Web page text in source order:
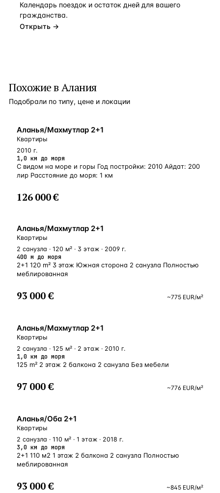
Календарь поездок и остаток дней для вашего
гражданства.
Открыть →
Похожие в Алания
Подобрали по типу, цене и локации
БЛИЗКО К МОРЮ
Аланья/Махмутлар 2+1
Квартиры
2010 г.
1,0 км до моря
С видом на море и горы Год постройки: 2010 Айдат: 200
лир Расстояние до моря: 1 км
126 000 €
У МОРЯ
Аланья/Махмутлар 2+1
Квартиры
2 санузла · 120 м² · 3 этаж · 2009 г.
400 м до моря
2+1 120 m² 3 этаж Южная сторона 2 санузла Полностью
меблированная
93 000 € ~775 EUR/м²
БЛИЗКО К МОРЮ
Аланья/Махмутлар 2+1
Квартиры
2 санузла · 125 м² · 2 этаж · 2010 г.
1,0 км до моря
125 m² 2 этаж 2 балкона 2 санузла Без мебели
97 000 € ~776 EUR/м²
ВНЖ Аланья/Оба 2+1
Квартиры
2 санузла · 110 м² · 1 этаж · 2018 г.
3,0 км до моря
2+1 110 м2 1 этаж 2 балкона 2 санузла Полностью
меблированная
93 000 € ~845 EUR/м²